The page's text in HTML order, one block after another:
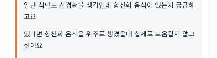
일단 식단도 신경써볼 생각인데 항산화 음식이 있는지 궁금하
고요
있다면 항산화 음식을 위주로 챙겼을때 실제로 도움될지 알고
싶어요